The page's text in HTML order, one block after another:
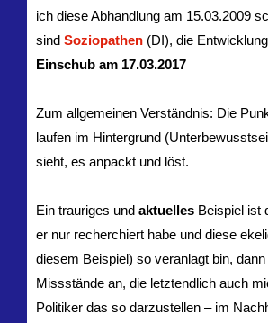
ich diese Abhandlung am 15.03.2009
sind Soziopathen (DI), die
Einschub am 17.03.2017
Zum allgemeinen Verständnis: Die
laufen im Hintergrund
sieht, es anpackt und löst.
Ein trauriges und aktuelles Beispiel ist
er nur recherchiert habe und diese
diesem Beispiel) so veranlagt bin,
Missstände an, die letztendlich auch
Politiker das so darzustellen – im